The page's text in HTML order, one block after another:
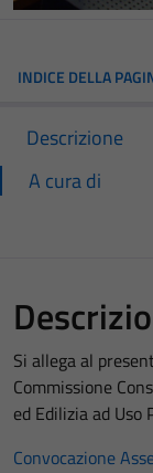
INDICE DELLA
Descrizione
A cura di
Si allega al
Commissione
ed Edilizia ad
Convocazione